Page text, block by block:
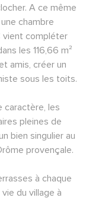
A ce même
chambre
vient compléter
les 116,66 m²
amis, créer un
sous les toits.
caractère, les
pleines de
bien singulier au
provençale.
à chaque
du village à